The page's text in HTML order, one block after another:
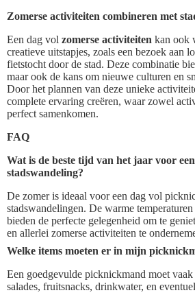
Zomerse activiteiten combineren met
Een dag vol zomerse activiteiten kan ook
creatieve uitstapjes, zoals een bezoek aan
fietstocht door de stad. Deze combinatie
maar ook de kans om nieuwe culturen en
Door het plannen van deze unieke
complete ervaring creëren, waar zowel
perfect samenkomen.
FAQ
Wat is de beste tijd van het jaar voor
stadswandeling?
De zomer is ideaal voor een dag vol
stadswandelingen. De warme temperaturen
bieden de perfecte gelegenheid om te
en allerlei zomerse activiteiten te
Welke items moeten er in mijn
Een goedgevulde picknickmand moet
salades, fruitsnacks, drinkwater, en